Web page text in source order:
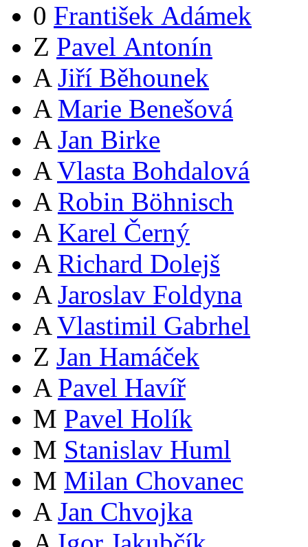
0 František Adámek
Z Pavel Antonín
A Jiří Běhounek
A Marie Benešová
A Jan Birke
A Vlasta Bohdalová
A Robin Böhnisch
A Karel Černý
A Richard Dolejš
A Jaroslav Foldyna
A Vlastimil Gabrhel
Z Jan Hamáček
A Pavel Havíř
M Pavel Holík
M Stanislav Huml
M Milan Chovanec
A Jan Chvojka